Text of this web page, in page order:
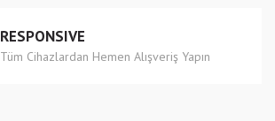
RESPONSIVE
Tüm Cihazlardan Hemen Alışveriş Yapın